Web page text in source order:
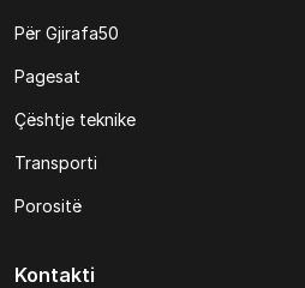
Për Gjirafa50
Pagesat
Çështje teknike
Transporti
Porositë
Kontakti